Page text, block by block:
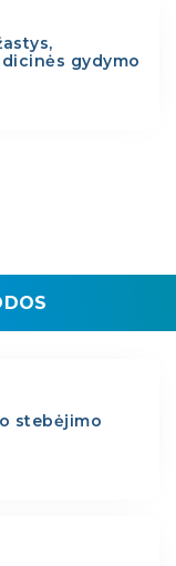
gydymo
stebėjimo